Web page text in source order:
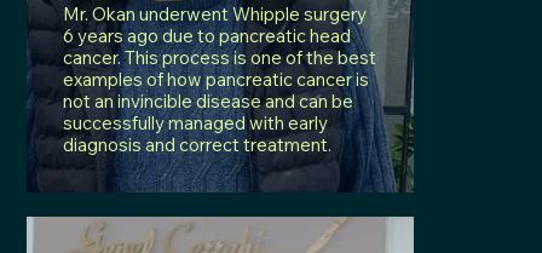
Mr. Okan underwent Whipple surgery
6 years ago due to pancreatic head
cancer. This process is one of the best
examples of how pancreatic cancer is
not an invincible disease and can be
successfully managed with early
diagnosis and correct treatment.